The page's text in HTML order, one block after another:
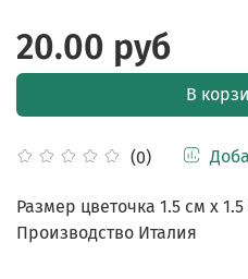
(0)
20.00 руб
В
Размер цветочка 1.5 см х
Производство Италия